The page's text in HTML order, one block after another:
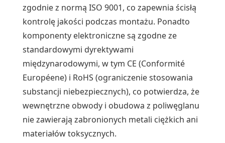
zgodnie z normą ISO 9001, co zapewnia ścisłą
kontrolę jakości podczas montażu. Ponadto
komponenty elektroniczne są zgodne ze
standardowymi dyrektywami
międzynarodowymi, w tym CE (Conformité
Européene) i RoHS (ograniczenie stosowania
substancji niebezpiecznych), co potwierdza, że
wewnętrzne obwody i obudowa z poliwęglanu
nie zawierają zabronionych metali ciężkich ani
materiałów toksycznych.